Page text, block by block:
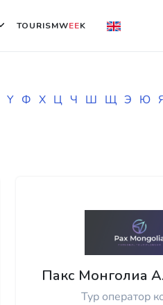
TOURISMWEEK
Ү Ф Х Ц Ч Ш Щ Э Ю
Пакс Монголиа
Тур оператор